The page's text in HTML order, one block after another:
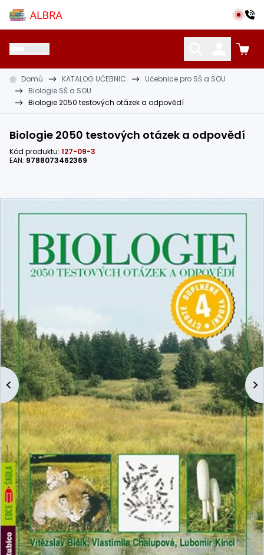
Přeskočit na hlavní obsah
Albra s.r.o.
KATALOG UČEBNIC OSTATNÍ POMŮCKY
Domů KATALOG UČEBNIC
Učebnice pro SŠ a SOU
Biologie SŠ a SOU
Biologie 2050 testových otázek a odpovědí
Biologie 2050 testových otázek a odpovědí
Kód produktu: 127-09-3
EAN: 9788073462369